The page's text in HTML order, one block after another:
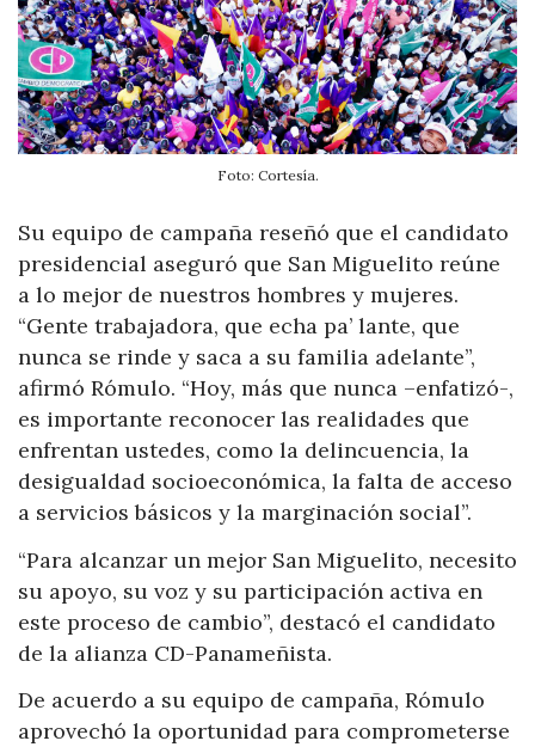
Foto: Cortesía.
Su equipo de campaña reseñó que el candidato
presidencial aseguró que San Miguelito reúne
a lo mejor de nuestros hombres y mujeres.
“Gente trabajadora, que echa pa’ lante, que
nunca se rinde y saca a su familia adelante”,
afirmó Rómulo. “Hoy, más que nunca –enfatizó-,
es importante reconocer las realidades que
enfrentan ustedes, como la delincuencia, la
desigualdad socioeconómica, la falta de acceso
a servicios básicos y la marginación social”.
“Para alcanzar un mejor San Miguelito, necesito
su apoyo, su voz y su participación activa en
este proceso de cambio”, destacó el candidato
de la alianza CD-Panameñista.
De acuerdo a su equipo de campaña, Rómulo
aprovechó la oportunidad para comprometerse